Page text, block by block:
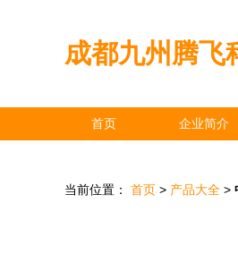
成都九州腾飞
首页 企业简介
当前位置： 首页 > 产品大全 >